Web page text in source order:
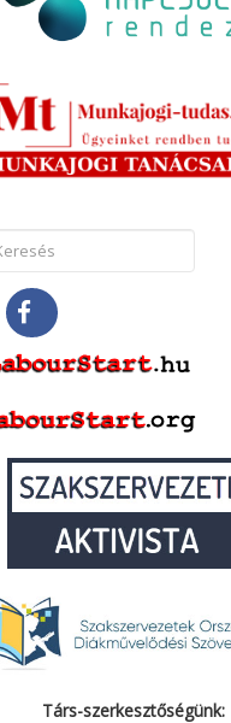
Társ-szerkesztőségünk: